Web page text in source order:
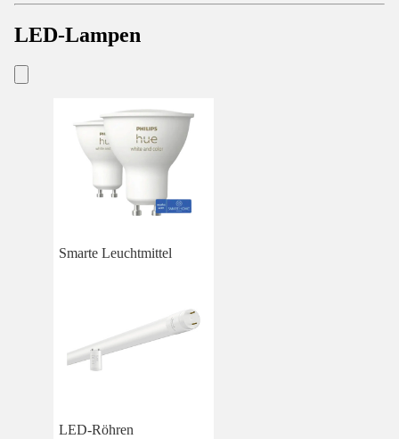
LED-Lampen
Smarte Leuchtmittel
LED-Röhren